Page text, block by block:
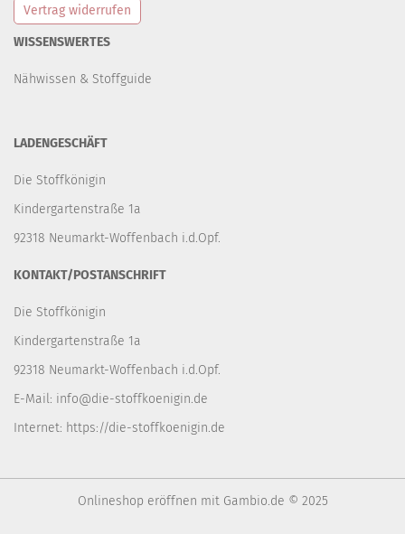
Vertrag widerrufen
WISSENSWERTES
Nähwissen & Stoffguide
LADENGESCHÄFT
Die Stoffkönigin
Kindergartenstraße 1a
92318 Neumarkt-Woffenbach i.d.Opf.
KONTAKT/POSTANSCHRIFT
Die Stoffkönigin
Kindergartenstraße 1a
92318 Neumarkt-Woffenbach i.d.Opf.
E-Mail: info@die-stoffkoenigin.de
Internet: https://die-stoffkoenigin.de
Onlineshop eröffnen mit Gambio.de © 2025